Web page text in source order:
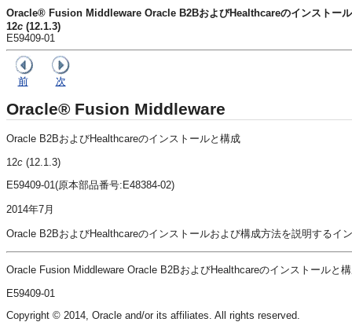
Oracle® Fusion Middleware Oracle B2BおよびHealthcareのインストー
12c (12.1.3)
E59409-01
前 次
Oracle® Fusion Middleware
Oracle B2BおよびHealthcareのインストールと構成
12c (12.1.3)
E59409-01(原本部品番号:E48384-02)
2014年7月
Oracle B2BおよびHealthcareのインストールおよび構成方法を説明するイ
Oracle Fusion Middleware Oracle B2BおよびHealthcareのインストールと
E59409-01
Copyright © 2014, Oracle and/or its affiliates. All rights reserved.